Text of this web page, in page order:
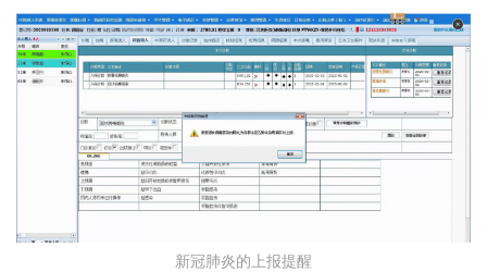
新冠肺炎的上报提醒